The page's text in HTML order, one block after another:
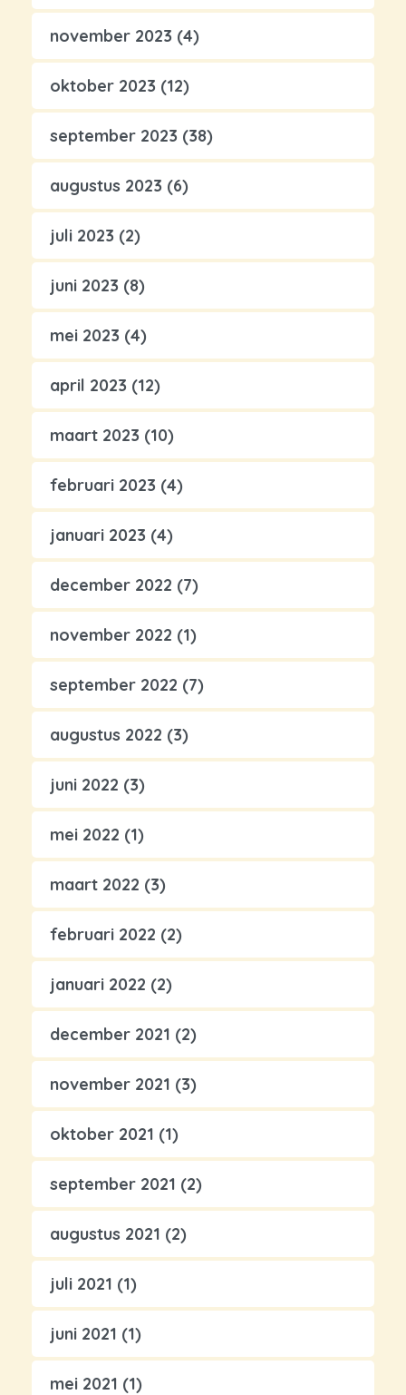
november 2023 (4)
oktober 2023 (12)
september 2023 (38)
augustus 2023 (6)
juli 2023 (2)
juni 2023 (8)
mei 2023 (4)
april 2023 (12)
maart 2023 (10)
februari 2023 (4)
januari 2023 (4)
december 2022 (7)
november 2022 (1)
september 2022 (7)
augustus 2022 (3)
juni 2022 (3)
mei 2022 (1)
maart 2022 (3)
februari 2022 (2)
januari 2022 (2)
december 2021 (2)
november 2021 (3)
oktober 2021 (1)
september 2021 (2)
augustus 2021 (2)
juli 2021 (1)
juni 2021 (1)
mei 2021 (1)